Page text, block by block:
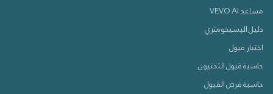
مساعد VEVO AI
دليل البسيخومتري
اختبار ميول
حاسبة قبول التخنيون
حاسبة فرص القبول
متصل الآن 🟢